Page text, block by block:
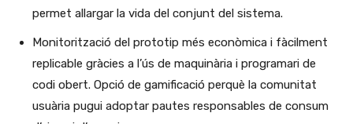
permet allargar la vida del conjunt del sistema.
Monitorització del prototip més econòmica i fàcilment
replicable gràcies a l’ús de maquinària i programari de
codi obert. Opció de gamificació perquè la comunitat
usuària pugui adoptar pautes responsables de consum